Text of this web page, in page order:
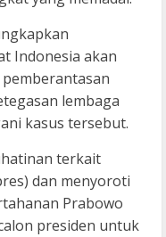
Indonesia akan
lembaga
kasus tersebut.
terkait
dan menyoroti
Prabowo
presiden untuk